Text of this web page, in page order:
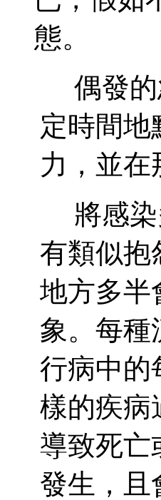
態。
偶發
定時間地
力，並在
將感
有類似抱
地方多半
象。每種
行病中的
樣的疾病
導致死亡
發生，且